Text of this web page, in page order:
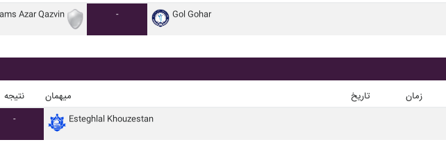
Azar Qazvin - Gol Gohar
نتیجه میهمان تاریخ زمان
- Esteghlal Khouzestan